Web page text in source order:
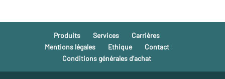
Produits Services
Carrières
Mentions légales
Ethique
Contact
Conditions générales d’achat